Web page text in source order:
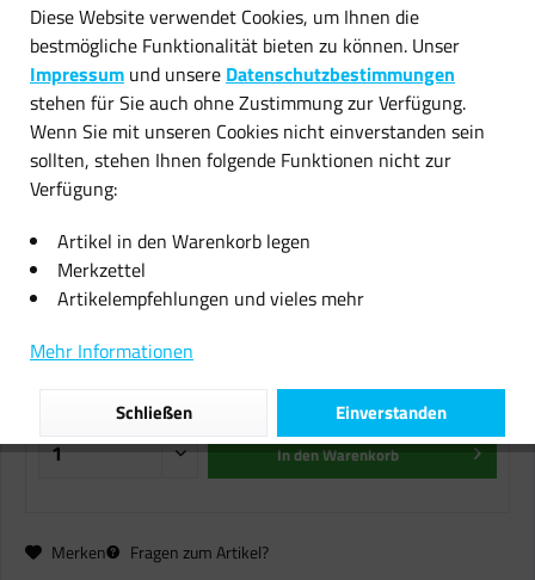
Original Sharp Toner AR-202T
black für AR 162 164 M160 Series
M165 M207 B-Ware
102,85 € *
inkl. MwSt.zzgl. Versandkosten
Sofort versandfertig, Lieferzeit ca. 1-2 Werktage
In denWarenkorb
Merken Fragen zum Artikel?
Diese Website verwendet Cookies, um Ihnen die
bestmögliche Funktionalität bieten zu können. Unser
Impressum und unsere Datenschutzbestimmungen
stehen für Sie auch ohne Zustimmung zur Verfügung.
Wenn Sie mit unseren Cookies nicht einverstanden sein
sollten, stehen Ihnen folgende Funktionen nicht zur
Verfügung:
Artikel in den Warenkorb legen
Merkzettel
Artikelempfehlungen und vieles mehr
Mehr Informationen
Einverstanden
Schließen